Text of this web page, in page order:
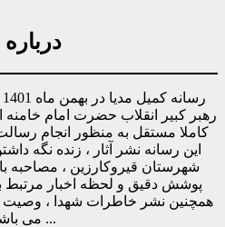
درباره
رهبر کبیر انقلاب حضرت امام
کاملا مستقل به منظور انجام
این رسانه نشر آثار ، زنده نگه
شهرستان قیروکارزین ، مصاحبه
پوشش دقیق و لحظه اخبار مرتبط
همچنین نشر خاطرات شهدا ، وصیت
... می